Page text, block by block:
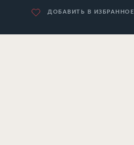
ДОБАВИТЬ В ИЗБРАННОЕ